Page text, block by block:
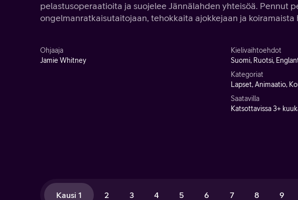
pelastusoperaatioita ja suojelee Jännälahden yhteisöä. Pennut
ongelmanratkaisutaitojaan, tehokkaita ajokkejaan ja koiramaista
Ohjaaja
Jamie Whitney
Kielivaihtoehdot
Suomi, Ruotsi,
Kategoriat
Lapset, Animaatio,
Saatavilla
Katsottavissa 3+
Kausi 1 2 3 4 5 6 7 8 9